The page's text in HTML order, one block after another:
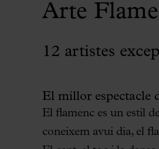
Comprar entrades
Regala Palau
Tria el teu moment
Activitats
Arte
12 artistes
El millor espectacle
El flamenc es un estil
coneixem avui dia, el